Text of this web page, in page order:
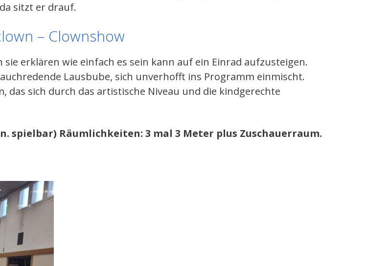
sitzt er drauf.
– Clownshow
erklären wie einfach es sein kann auf ein Einrad aufzusteigen.
Lausbube, sich unverhofft ins Programm einmischt.
das sich durch das artistische Niveau und die kindgerechte
spielbar) Räumlichkeiten: 3 mal 3 Meter plus Zuschauerraum.